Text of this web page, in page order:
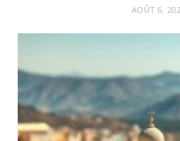
AOÛT 6,